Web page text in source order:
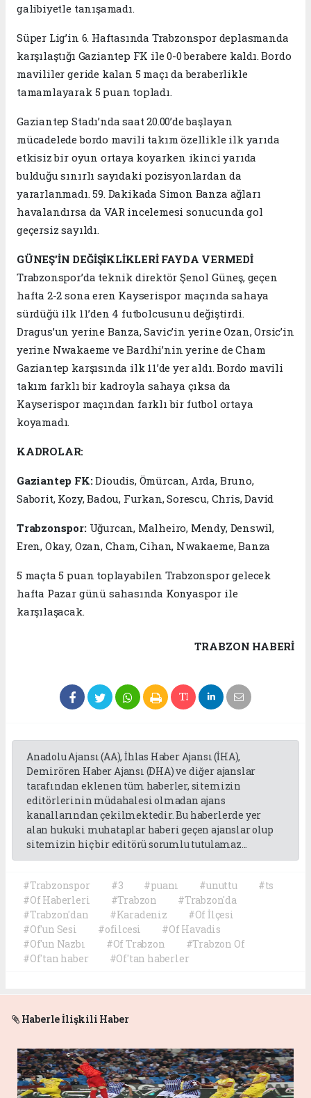
galibiyetle tanışamadı.
Süper Lig’in 6. Haftasında Trabzonspor deplasmanda
karşılaştığı Gaziantep FK ile 0-0 berabere kaldı. Bordo
mavililer geride kalan 5 maçı da beraberlikle
tamamlayarak 5 puan topladı.
Gaziantep Stadı’nda saat 20.00’de başlayan
mücadelede bordo mavili takım özellikle ilk yarıda
etkisiz bir oyun ortaya koyarken ikinci yarıda
bulduğu sınırlı sayıdaki pozisyonlardan da
yararlanmadı. 59. Dakikada Simon Banza ağları
havalandırsa da VAR incelemesi sonucunda gol
geçersiz sayıldı.
GÜNEŞ’İN DEĞİŞİKLİKLERİ FAYDA VERMEDİ
Trabzonspor’da teknik direktör Şenol Güneş, geçen
hafta 2-2 sona eren Kayserispor maçında sahaya
sürdüğü ilk 11’den 4 futbolcusunu değiştirdi.
Dragus’un yerine Banza, Savic’in yerine Ozan, Orsic’in
yerine Nwakaeme ve Bardhi’nin yerine de Cham
Gaziantep karşısında ilk 11’de yer aldı. Bordo mavili
takım farklı bir kadroyla sahaya çıksa da
Kayserispor maçından farklı bir futbol ortaya
koyamadı.
KADROLAR:
Gaziantep FK:Dioudis, Ömürcan, Arda, Bruno,
Saborit, Kozy, Badou, Furkan, Sorescu, Chris, David
Trabzonspor:Uğurcan, Malheiro, Mendy, Denswil,
Eren, Okay, Ozan, Cham, Cihan, Nwakaeme, Banza
5 maçta 5 puan toplayabilen Trabzonspor gelecek
hafta Pazar günü sahasında Konyaspor ile
karşılaşacak.
TRABZON HABERİ
Anadolu Ajansı (AA), İhlas Haber Ajansı (İHA),
Demirören Haber Ajansı (DHA) ve diğer ajanslar
tarafından eklenen tüm haberler, sitemizin
editörlerinin müdahalesi olmadan ajans
kanallarından çekilmektedir. Bu haberlerde yer
alan hukuki muhataplar haberi geçen ajanslar olup
sitemizin hiç bir editörü sorumlu tutulamaz...
#Trabzonspor #3 #puanı #unuttu
#ts
#Of Haberleri
#Trabzon
#Trabzon'da
#Trabzon'dan
#Karadeniz
#Of İlçesi
#Of'un Sesi
#ofilcesi
#Of Havadis
#Of'un Nazbı
#Of Trabzon
#Trabzon Of
#Of'tan haber
#Of'tan haberler
Haberle İlişkili Haber